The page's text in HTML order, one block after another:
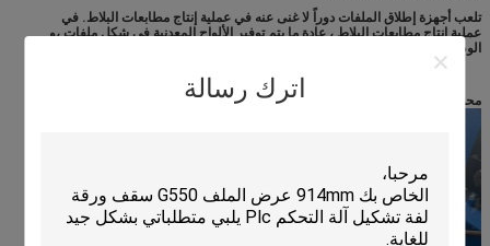
اترك رسالة
تلعب أجهزة إطلاق الملفات دوراً لا غنى عنه في عملية إنتاج مطابعات البلاط. في
عملية إنتاج مطابعات البلاط ، عادة ما يتم توفير الألواح المعدنية في شكل ملفات ،و
الوظيفة الرئيسية للفاحشة هي لفتح هذه الأوراق المعدنية الملفوفة بإحكام.
محطة مضخة هيدروليكية